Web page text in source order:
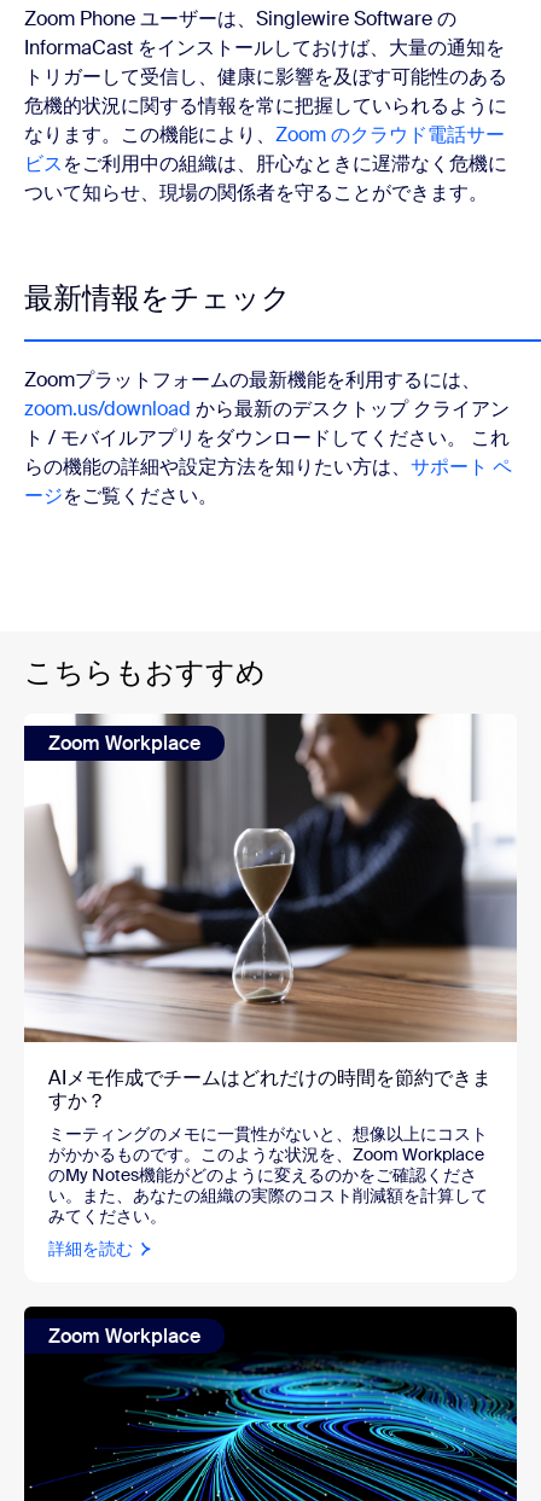
Zoom Phone ユーザーは、Singlewire Software の
InformaCast をインストールしておけば、大量の通知を
トリガーして受信し、健康に影響を及ぼす可能性のある
危機的状況に関する情報を常に把握していられるように
なります。この機能により、 Zoom のクラウド電話サー
ビスをご利用中の組織は、肝心なときに遅滞なく危機に
ついて知らせ、現場の関係者を守ることができます。
最新情報をチェック
Zoomプラットフォームの最新機能を利用するには、
zoom.us/download から最新のデスクトップ クライアン
ト / モバイルアプリをダウンロードしてください。 これ
らの機能の詳細や設定方法を知りたい方は、 サポート ペ
ージをご覧ください。
こちらもおすすめ
Zoom Workplace
AIメモ作成でチームはどれだけの時間を節約できま
すか？
ミーティングのメモに一貫性がないと、想像以上にコスト
がかかるものです。このような状況を、Zoom Workplace
のMy Notes機能がどのように変えるのかをご確認くださ
い。また、あなたの組織の実際のコスト削減額を計算して
みてください。
詳細を読む
Zoom Workplace